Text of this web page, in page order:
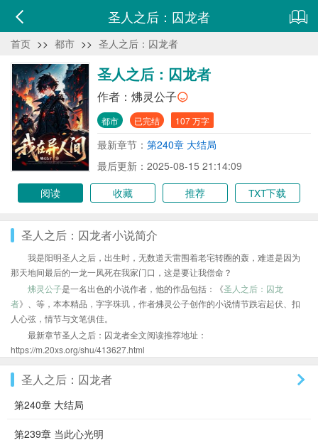
圣人之后：囚龙者
首页 >> 都市 >> 圣人之后：囚龙者
圣人之后：囚龙者
作者： 炥灵公子
都市 已完结 107 万字
最新章节： 第240章 大结局
最后更新：2025-08-15 21:14:09
阅读
收藏 推荐 TXT下载
圣人之后：囚龙者小说简介
我是阳明圣人之后，出生时，无数道天雷围着老宅转圈的轰，难道是因为
那天地间最后的一龙一凤死在我家门口，这是要让我偿命？
炥灵公子是一名出色的小说作者，他的作品包括：《圣人之后：囚龙
者》、等，本本精品，字字珠玑，作者炥灵公子创作的小说情节跌宕起伏、扣
人心弦，情节与文笔俱佳。
最新章节圣人之后：囚龙者全文阅读推荐地址：
https://m.20xs.org/shu/413627.html
圣人之后：囚龙者
第240章 大结局
第239章 当此心光明